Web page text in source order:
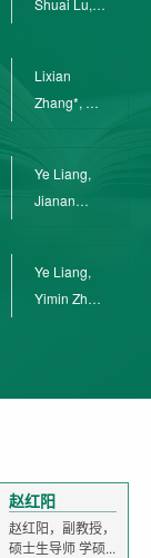
Shuai Lu,
Lixian
Zhang*, Ye
Ye Liang,
Jianan
Ye Liang,
Yimin Zhu,
赵红阳
赵红阳，副教授，
硕士生导师 学硕...